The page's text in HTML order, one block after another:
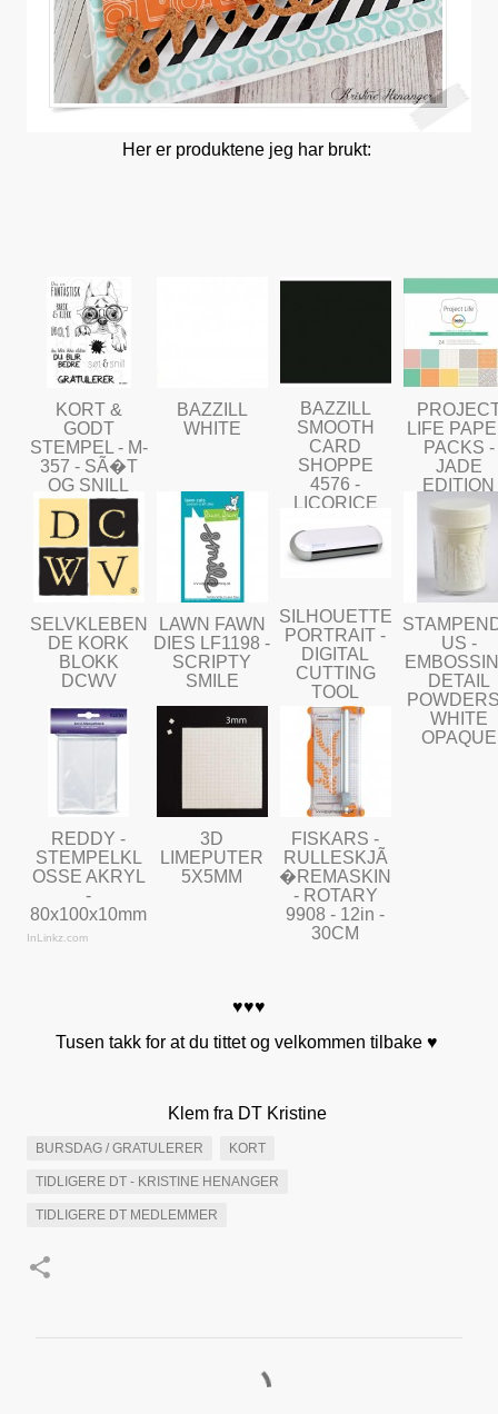
Her er produktene jeg har brukt:
KORT &
GODT
STEMPEL - M-
357 - SÃ�T
OG SNILL
BAZZILL
WHITE
BAZZILL
SMOOTH
CARD
SHOPPE
4576 -
LICORICE
LIFE
PACKS -
JADE
EDITION
SELVKLEBEN
DE KORK
BLOKK
DCWV
LAWN FAWN
DIES LF1198 -
SCRIPTY
SMILE
SILHOUETTE
PORTRAIT -
DIGITAL
CUTTING
TOOL
US -
DETAIL
WHITE
OPAQUE
REDDY -
STEMPELKL
OSSE AKRYL
-
80x100x10mm
3D
LIMEPUTER
5X5MM
FISKARS -
RULLESKJÃ
�REMASKIN
- ROTARY
9908 - 12in -
30CM
InLinkz.com
♥♥♥
Tusen takk for at du tittet og velkommen tilbake ♥
Klem fra DT Kristine
BURSDAG / GRATULERER KORT
TIDLIGERE DT - KRISTINE HENANGER
TIDLIGERE DT MEDLEMMER